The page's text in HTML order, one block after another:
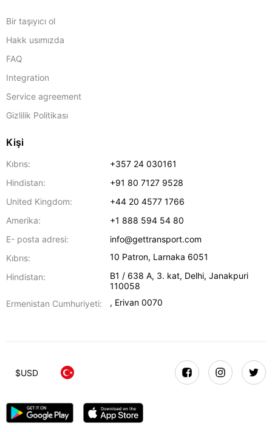
Bir taşıyıcı ol
Hakk usımızda
FAQ
Integration
Service agreement
Gizlilik Politikası
Kişi
Kıbrıs:
+357 24 030161
Hindistan:
+91 80 7127 9528
United Kingdom:
+44 20 4577 1766
Amerika:
+1 888 594 54 80
E- posta adresi:
info@gettransport.com
Kıbrıs:
10 Patron, Larnaka 6051
Hindistan:
B1 / 638 A, 3. kat, Delhi,Janakpuri
110058
Ermenistan Cumhuriyeti:
, Erivan 0070
$USD